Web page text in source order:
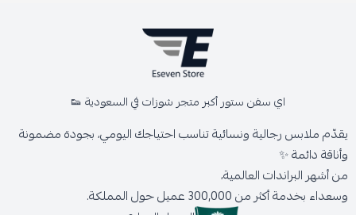
اي سفن ستور أكبر متجر شوزات في السعودية 👟
يقدّم ملابس رجالية ونسائية تناسب احتياجك اليومي، بجودة مضمونة
وأناقة دائمة ✨
من أشهر البراندات العالمية،
وسعداء بخدمة أكثر من 300,000 عميل حول المملكة.